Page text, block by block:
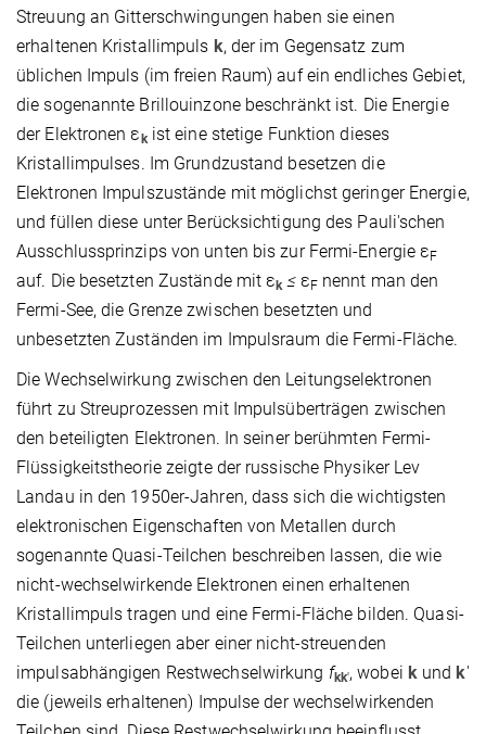
Streuung an Gitterschwingungen haben sie einen
erhaltenen Kristallimpuls k, der im Gegensatz zum
üblichen Impuls (im freien Raum) auf ein endliches Gebiet,
die sogenannte Brillouinzone beschränkt ist. Die Energie
der Elektronen ε k ist eine stetige Funktion dieses
Kristallimpulses. Im Grundzustand besetzen die
Elektronen Impulszustände mit möglichst geringer Energie,
und füllen diese unter Berücksichtigung des Pauli'schen
Ausschlussprinzips von unten bis zur Fermi-Energie εF
auf. Die besetzten Zustände mit εk ≤εF nennt man den
Fermi-See, die Grenze zwischen besetzten und
unbesetzten Zuständen im Impulsraum die Fermi-Fläche.
Die Wechselwirkung zwischen den Leitungselektronen
führt zu Streuprozessen mit Impulsüberträgen zwischen
den beteiligten Elektronen. In seiner berühmten Fermi-
Flüssigkeitstheorie zeigte der russische Physiker Lev
Landau in den 1950er-Jahren, dass sich die wichtigsten
elektronischen Eigenschaften von Metallen durch
sogenannte Quasi-Teilchen beschreiben lassen, die wie
nicht-wechselwirkende Elektronen einen erhaltenen
Kristallimpuls tragen und eine Fermi-Fläche bilden. Quasi-
Teilchen unterliegen aber einer nicht-streuenden
impulsabhängigen Restwechselwirkung fkk', wobei kund k'
die (jeweils erhaltenen) Impulse der wechselwirkenden